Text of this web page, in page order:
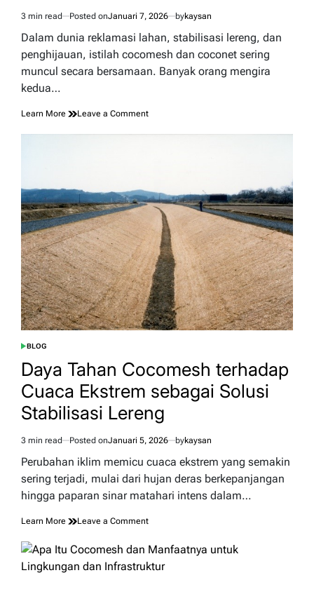
Estimated
read
3 min read Posted onJanuari 7, 2026 bykaysan
Dalam dunia reklamasi lahan, stabilisasi lereng, dan
penghijauan, istilah cocomesh dan coconet sering
muncul secara bersamaan. Banyak orang mengira
kedua…
Learn More Leave a Commenton
yang
Perlu
Anda
Ketahui
POSTED
BLOG
Daya Tahan Cocomesh terhadap
Cuaca Ekstrem sebagai Solusi
Stabilisasi Lereng
Estimated
read
3 min read Posted onJanuari 5, 2026 bykaysan
Perubahan iklim memicu cuaca ekstrem yang semakin
sering terjadi, mulai dari hujan deras berkepanjangan
hingga paparan sinar matahari intens dalam…
Learn More Leave a Commenton
Tahan
terhadap